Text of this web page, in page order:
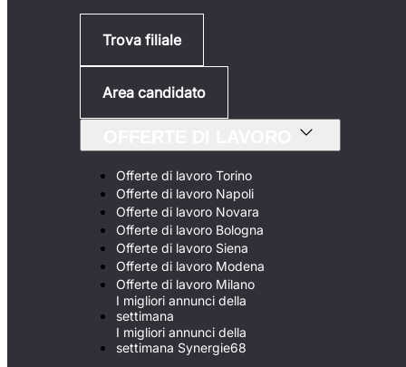
Trova filiale
Area candidato
Offerte di lavoro Torino
Offerte di lavoro Napoli
Offerte di lavoro Novara
Offerte di lavoro Bologna
Offerte di lavoro Siena
Offerte di lavoro Modena
Offerte di lavoro Milano
I migliori annunci della
settimana
I migliori annunci della
settimana Synergie68